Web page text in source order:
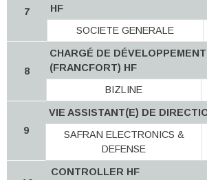
7
HF
SOCIETE GENERALE
8
CHARGÉ DE
(FRANCFORT) HF
BIZLINE
9
VIE ASSISTANT(E) DE
SAFRAN ELECTRONICS &
DEFENSE
CONTROLLER HF